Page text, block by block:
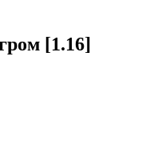
[1.16]